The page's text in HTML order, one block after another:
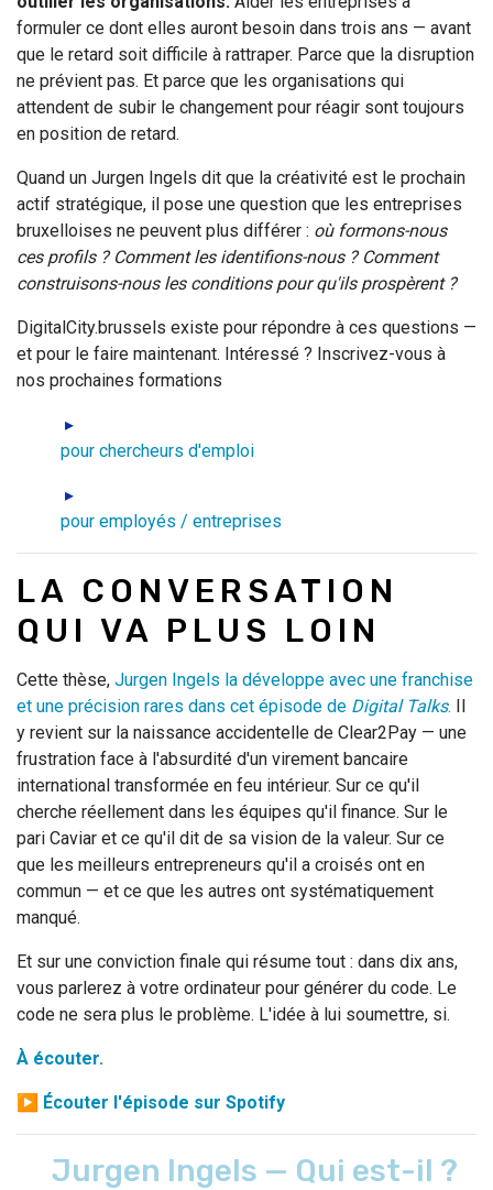
formuler ce dont elles auront besoin dans trois ans — avant
que le retard soit difficile à rattraper. Parce que la disruption
ne prévient pas. Et parce que les organisations qui
attendent de subir le changement pour réagir sont toujours
en position de retard.
Quand un Jurgen Ingels dit que la créativité est le prochain
actif stratégique, il pose une question que les entreprises
bruxelloises ne peuvent plus différer : où formons-nous
ces profils ? Comment les identifions-nous ? Comment
construisons-nous les conditions pour qu'ils prospèrent ?
DigitalCity.brussels existe pour répondre à ces questions —
et pour le faire maintenant. Intéressé ? Inscrivez-vous à
nos prochaines formations
pour chercheurs d'emploi
pour employés / entreprises
LA CONVERSATION
QUI VA PLUS LOIN
Cette thèse, Jurgen Ingels la développe avec une franchise
et une précision rares dans cet épisode de Digital Talks. Il
y revient sur la naissance accidentelle de Clear2Pay — une
frustration face à l'absurdité d'un virement bancaire
international transformée en feu intérieur. Sur ce qu'il
cherche réellement dans les équipes qu'il finance. Sur le
pari Caviar et ce qu'il dit de sa vision de la valeur. Sur ce
que les meilleurs entrepreneurs qu'il a croisés ont en
commun — et ce que les autres ont systématiquement
manqué.
Et sur une conviction finale qui résume tout : dans dix ans,
vous parlerez à votre ordinateur pour générer du code. Le
code ne sera plus le problème. L'idée à lui soumettre, si.
À écouter.
▶ Écouter l'épisode sur Spotify
Jurgen Ingels — Qui est-il ?